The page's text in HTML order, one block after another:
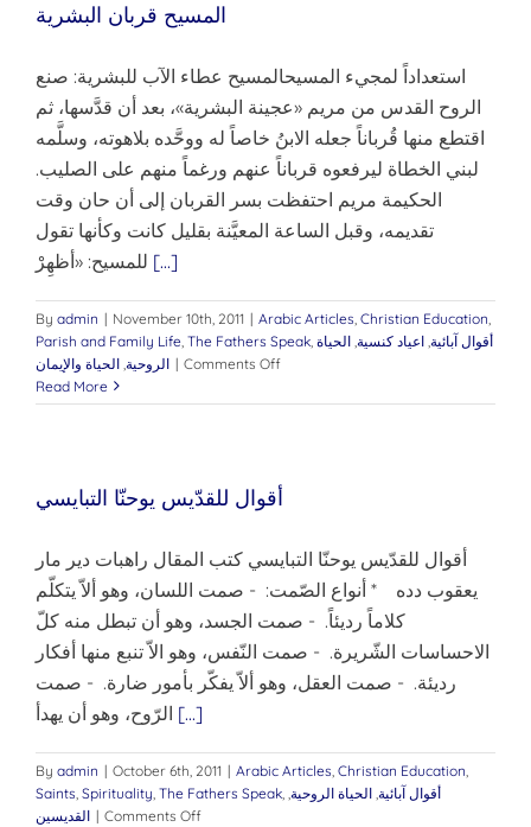
المسيح قربان البشرية
استعداداً لمجيء المسيحالمسيح عطاء الآب للبشرية: صنع
الروح القدس من مريم «عجينة البشرية»، بعد أن قدَّسها، ثم
اقتطع منها قُرباناً جعله الابنُ خاصاً له ووحَّده بلاهوته، وسلَّمه
لبني الخطاة ليرفعوه قرباناً عنهم ورغماً منهم على الصليب.
الحكيمة مريم احتفظت بسر القربان إلى أن حان وقت
تقديمه، وقبل الساعة المعيَّنة بقليل كانت وكأنها تقول
[...]
By admin | November 10th, 2011 | Arabic Articles Christian Education
Parish and Family Life The Fathers Speak أقوال آبائية اعياد كنسية الحياة
الروحية الحياة والإيمان | Comments Offon
قربان
Read More
أقوال للقدّيس يوحنّا التبايسي
أقوال للقدّيس يوحنّا التبايسي كتب المقال راهبات دير مار
يعقوب دده * أنواع الصّمت: - صمت اللسان، وهو ألاّ يتكلّم
كلاماً رديئاً. - صمت الجسد، وهو أن تبطل منه كلّ
الاحساسات الشّريرة. - صمت النّفس، وهو الاّ تنبع منها أفكار
رديئة. - صمت العقل، وهو ألاّ يفكّر بأمور ضارة. - صمت
[...]
By admin | October 6th, 2011 | Arabic Articles Christian Education
Saints Spirituality The Fathers Speak أقوال آبائية الحياة الروحية
القديسين | Comments Offon